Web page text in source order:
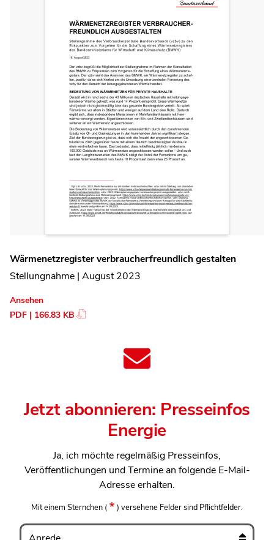
Wärmenetzregister verbraucherfreundlich gestalten
Stellungnahme | August 2023
Ansehen
PDF | 166.83 KB
Jetzt abonnieren: Presseinfos
Energie
Ja, ich möchte regelmäßig Presseinfos,
Veröffentlichungen und Termine an folgende E-Mail-
Adresse erhalten.
Mit einem Sternchen ( ) versehene Felder sind Pflichtfelder.
Anrede